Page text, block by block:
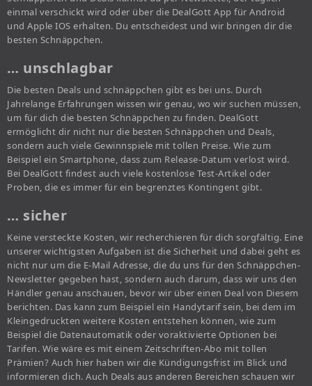
einmal verschickt wird oder über die DealGott App für Android
und Apple IOS erhalten. Du entscheidest und wir bringen dir die
besten Schnäppchen.
… unschlagbar
Die besten Deals und schnäppchen gibt es bei uns. Durch
Jahrelange Erfahrungen wissen wir genau, wo wir suchen müssen,
um für dich die besten Schnäppchen zu finden. DealGott
ermöglicht dir nicht nur die besten Schnäppchen und Deals,
sondern auch viele Gewinnspiele mit tollen Preise. Wie zum
Beispiel ein Smartphone, dass zum Release-Datum verlost wird.
Bei DealGott findest auch viele kostenlose Test-Artikel oder
Proben, die es immer für ein begrenztes Kontingent gibt.
… sicher
Keine versteckte Kosten, wir recherchieren für dich sorgfältig. Eine
unserer wichtigsten Aufgaben ist die Sicherheit und dabei geht es
nicht nur um die E-Mail Adresse, die du uns für den Schnäppchen-
Newsletter gegeben hast, sondern auch darum, dass wir uns den
Händler genau anschauen, bevor wir über einen Deal von Diesem
berichten. Das kann zum Beispiel ein Handytarif sein, bei dem im
Kleingedruckten weitere Kosten entstehen können, wie zum
Beispiel die Datenautomatik oder voraktivierte Optionen bei
Tarifen. Wie wäre es mit einem Zeitschriften-Abo mit tollen
Prämien? Auch hier haben wir die Kündigungsfrist im Blick und
informieren dich. Auch Deals aus anderen Bereichen schauen wir